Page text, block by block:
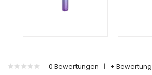
0 Bewertungen | + Bewertung